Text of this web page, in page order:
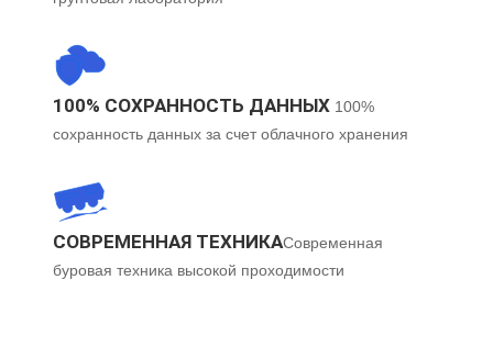
100% СОХРАННОСТЬ ДАННЫХ 100%
сохранность данных за счет облачного хранения
СОВРЕМЕННАЯ ТЕХНИКА​Современная
буровая техника высокой проходимости​